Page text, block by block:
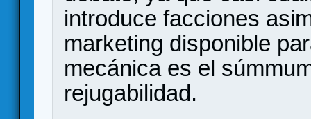
introduce facciones
marketing disponible
mecánica es el
rejugabilidad.